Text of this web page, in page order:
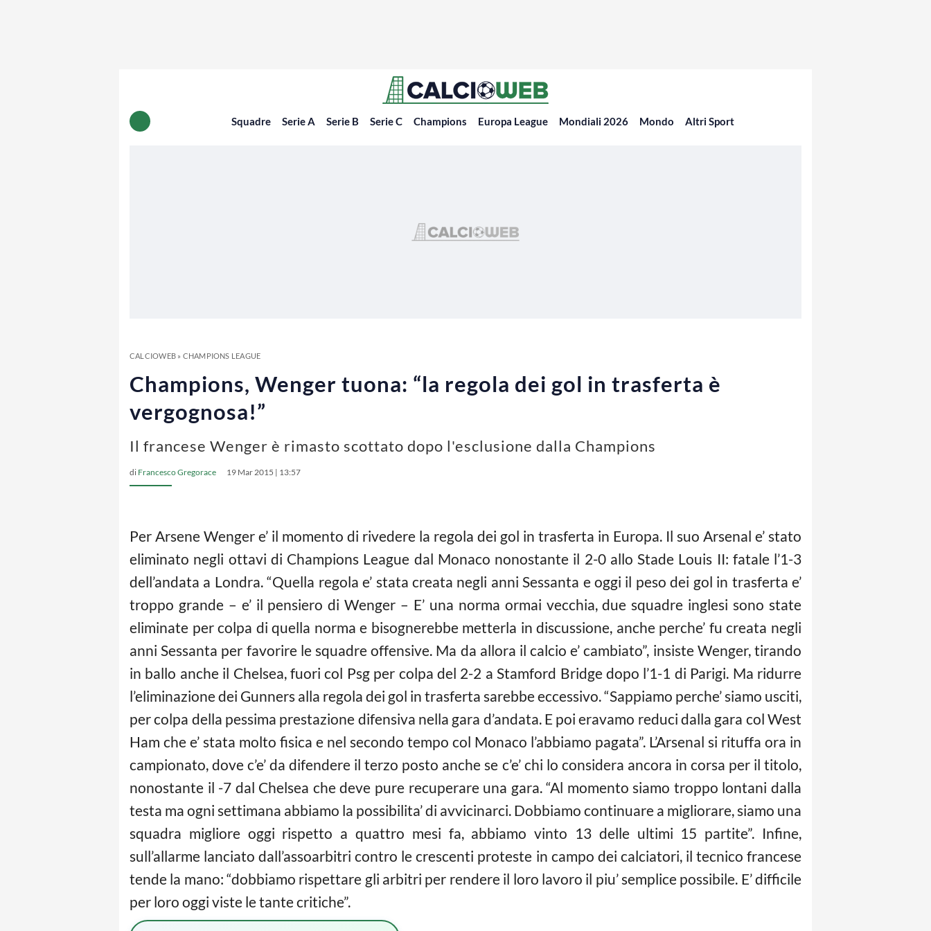
Squadre Serie A Serie B Serie C Champions Europa League Mondiali 2026 Mondo Altri Sport
CALCIOWEB» CHAMPIONS LEAGUE
Champions, Wenger tuona: “la regola dei gol in trasferta è
vergognosa!”
Il francese Wenger è rimasto scottato dopo l'esclusione dalla Champions
di Francesco Gregorace 19 Mar 2015 | 13:57
Per Arsene Wenger e’ il momento di rivedere la regola dei gol in trasferta in Europa. Il suo Arsenal e’ stato
eliminato negli ottavi di Champions League dal Monaco nonostante il 2-0 allo Stade Louis II: fatale l’1-3
dell’andata a Londra. “Quella regola e’ stata creata negli anni Sessanta e oggi il peso dei gol in trasferta e’
troppo grande – e’ il pensiero di Wenger – E’ una norma ormai vecchia, due squadre inglesi sono state
eliminate per colpa di quella norma e bisognerebbe metterla in discussione, anche perche’ fu creata negli
anni Sessanta per favorire le squadre offensive. Ma da allora ilcalcio e’ cambiato”, insiste Wenger, tirando
in ballo anche il Chelsea, fuori col Psg per colpa del 2-2 a Stamford Bridge dopo l’1-1 di Parigi. Ma ridurre
l’eliminazione dei Gunners alla regola dei gol in trasferta sarebbe eccessivo. “Sappiamo perche’ siamo usciti,
per colpa della pessima prestazione difensiva nella gara d’andata. E poi eravamo reduci dalla gara col West
Ham che e’ stata molto fisica e nel secondo tempo col Monaco l’abbiamo pagata”. L’Arsenal si rituffa ora in
campionato, dove c’e’ da difendere il terzo posto anche se c’e’ chi lo considera ancora in corsa per il titolo,
nonostante il -7 dal Chelsea che deve pure recuperare una gara. “Al momento siamo troppo lontani dalla
testa ma ogni settimana abbiamo la possibilita’ di avvicinarci. Dobbiamo continuare a migliorare, siamo una
squadra migliore oggi rispetto a quattro mesi fa, abbiamo vinto 13 delle ultimi 15 partite”. Infine,
sull’allarme lanciato dall’assoarbitri contro le crescenti proteste in campo dei calciatori, il tecnico francese
tende la mano: “dobbiamo rispettare gli arbitri per rendere il loro lavoro il piu’ semplice possibile. E’ difficile
per loro oggi viste le tante critiche”.